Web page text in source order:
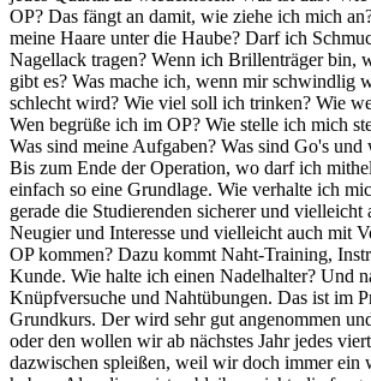
OP? Das fängt an damit, wie ziehe ich mich
meine Haare unter die Haube? Darf ich
Nagellack tragen? Wenn ich Brillenträger bin,
gibt es? Was mache ich, wenn mir schwindlig
schlecht wird? Wie viel soll ich trinken? Wie
Wen begrüße ich im OP? Wie stelle ich mich
Was sind meine Aufgaben? Was sind Go's
Bis zum Ende der Operation, wo darf ich
einfach so eine Grundlage. Wie verhalte ich
gerade die Studierenden sicherer und vielleicht
Neugier und Interesse und vielleicht auch mit
OP kommen? Dazu kommt Naht-Training,
Kunde. Wie halte ich einen Nadelhalter? Und
Knüpfversuche und Nahtübungen. Das ist im
Grundkurs. Der wird sehr gut angenommen
oder den wollen wir ab nächstes Jahr jedes
dazwischen spleißen, weil wir doch immer ein